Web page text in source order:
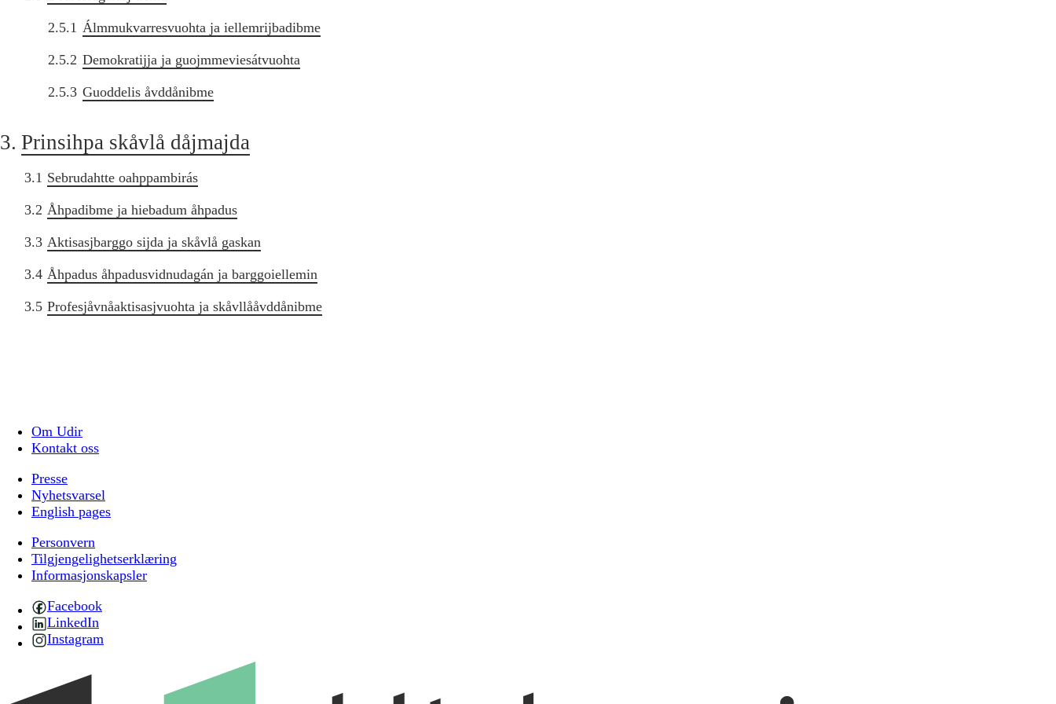
2.5.1 Álmmukvarresvuohta ja iellemrijbadibme
2.5.2 Demokratijja ja guojmmeviesátvuohta
2.5.3 Guoddelis åvddånibme
3. Prinsihpa skåvlå dåjmajda
3.1 Sebrudahtte oahppambirás
3.2 Åhpadibme ja hiebadum åhpadus
3.3 Aktisasjbarggo sijda ja skåvlå gaskan
3.4 Åhpadus åhpadusvidnudagán ja barggoiellemin
3.5 Profesjåvnåaktisasjvuohta ja skåvllååvddånibme
Om Udir
Kontakt oss
Presse
Nyhetsvarsel
English pages
Personvern
Tilgjengelighetserklæring
Informasjonskapsler
Facebook
LinkedIn
Instagram